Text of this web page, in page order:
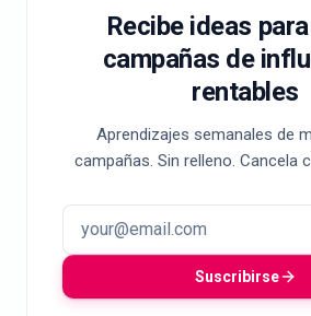
Recibe ideas
campañas de
rentables
Aprendizajes semanales de
campañas. Sin relleno. Cancela
Suscribirse